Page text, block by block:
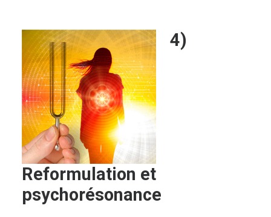
4)
Reformulation et
psychorésonance